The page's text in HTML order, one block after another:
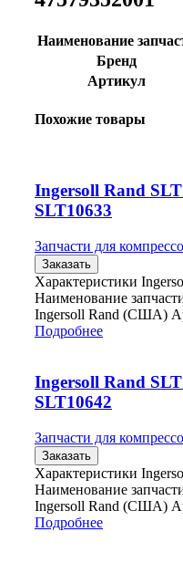
Наименование
Бренд
Артикул
Похожие товары
Ingersoll Rand
SLT10633
Запчасти для
Заказать
Характеристики
Наименование
Ingersoll Rand (США)
Подробнее
Ingersoll Rand
SLT10642
Запчасти для
Заказать
Характеристики
Наименование
Ingersoll Rand (США)
Подробнее